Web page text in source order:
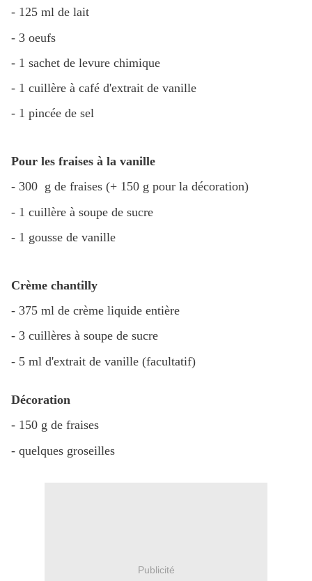
- 125 ml de lait
- 3 oeufs
- 1 sachet de levure chimique
- 1 cuillère à café d'extrait de vanille
- 1 pincée de sel
Pour les fraises à la vanille
- 300 g de fraises (+ 150 g pour la décoration)
- 1 cuillère à soupe de sucre
- 1 gousse de vanille
Crème chantilly
- 375 ml de crème liquide entière
- 3 cuillères à soupe de sucre
- 5 ml d'extrait de vanille (facultatif)
Décoration
- 150 g de fraises
- quelques groseilles
Publicité